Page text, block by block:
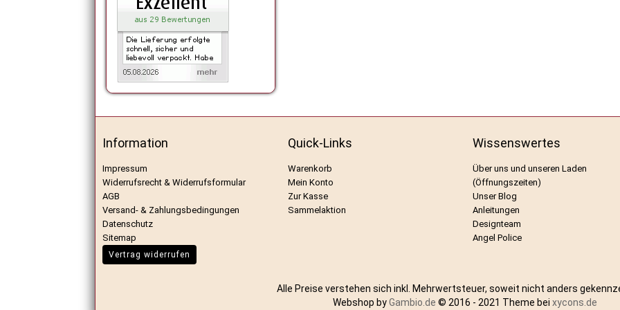
Information
Impressum
Widerrufsrecht & Widerrufsformular
AGB
Versand- & Zahlungsbedingungen
Datenschutz
Sitemap
Vertrag widerrufen
Quick-Links
Warenkorb
Mein Konto
Zur Kasse
Sammelaktion
Wissenswertes
Über uns und unseren Laden
(Öffnungszeiten)
Unser Blog
Anleitungen
Designteam
Angel Police
Alle Preise verstehen sich inkl. Mehrwertsteuer, soweit nicht anders
Webshop byGambio.de © 2016 - 2021 Theme bei xycons.de